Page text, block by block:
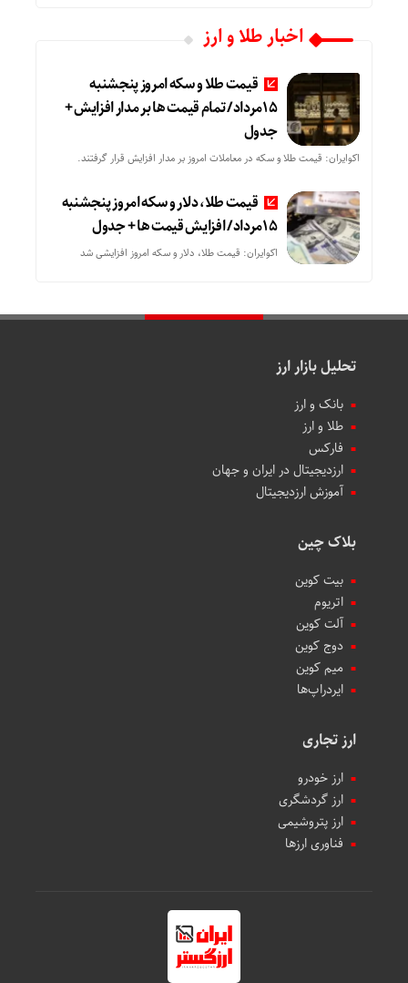
اخبار طلا و ارز
قیمت طلا و سکه امروز پنجشنبه
15مرداد/ تمام قیمت ها بر مدار افزایش +
جدول
اکوایران: قیمت طلا و سکه در معاملات امروز بر مدار افزایش قرار گرفتند.
قیمت طلا، دلار و سکه امروز پنجشنبه
15مرداد/ افزایش قیمت ها + جدول
اکوایران: قیمت طلا، دلار و سکه امروز افزایشی شد
تحلیل بازار ارز
بانک و ارز
طلا و ارز
فارکس
ارزدیجیتال در ایران و جهان
آموزش ارزدیجیتال
بلاک چین
بیت کوین
اتریوم
آلت کوین
دوج کوین
میم کوین‌
ایردراپ‌ها
ارز تجاری
ارز خودرو
ارز گردشگری
ارز پتروشیمی
فناوری ارزها